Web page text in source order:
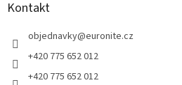
Kontakt
objednavky@euronite.cz
+420 775 652 012
+420 775 652 012